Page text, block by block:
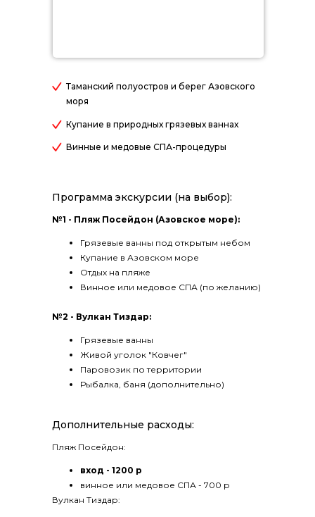
Купание в природных грязевых ваннах
Таманский полуостров и берег Азовского
моря
Винные и медовые СПА-процедуры
Программа экскурсии (на выбор):
№1 - Пляж Посейдон (Азовское море):
Грязевые ванны под открытым небом
Купание в Азовском море
Отдых на пляже
Винное или медовое СПА (по желанию)
№2 - Вулкан Тиздар:
Грязевые ванны
Живой уголок "Ковчег"
Паровозик по территории
Рыбалка, баня (дополнительно)
Дополнительные расходы:
Пляж Посейдон:
вход - 1200 р
винное или медовое СПА - 700 р
Вулкан Тиздар: